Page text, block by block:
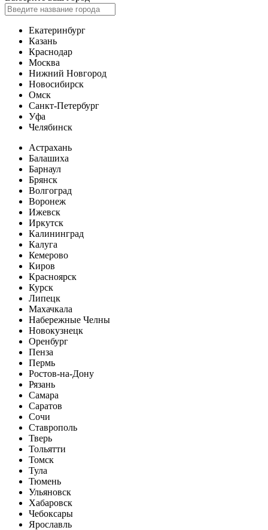
Екатеринбург
Казань
Краснодар
Москва
Нижний Новгород
Новосибирск
Омск
Санкт-Петербург
Уфа
Челябинск
Астрахань
Балашиха
Барнаул
Брянск
Волгоград
Воронеж
Ижевск
Иркутск
Калининград
Калуга
Кемерово
Киров
Красноярск
Курск
Липецк
Махачкала
Набережные Челны
Новокузнецк
Оренбург
Пенза
Пермь
Ростов-на-Дону
Рязань
Самара
Саратов
Сочи
Ставрополь
Тверь
Тольятти
Томск
Тула
Тюмень
Ульяновск
Хабаровск
Чебоксары
Ярославль